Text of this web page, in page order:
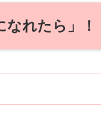
れたら」！